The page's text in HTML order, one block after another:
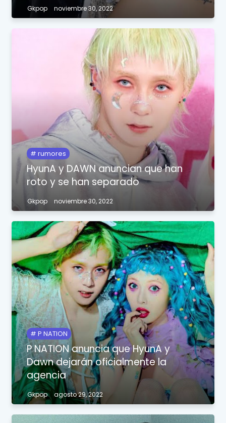
Gkpop noviembre 30, 2022
rumores
HyunA y DAWN anuncian que han
roto y se han separado
Gkpop noviembre 30, 2022
P NATION
P NATION anuncia que HyunA y
Dawn dejarán oficialmente la
agencia
Gkpop agosto 29, 2022